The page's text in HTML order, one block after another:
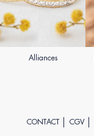
Alliances
CONTACT CGV